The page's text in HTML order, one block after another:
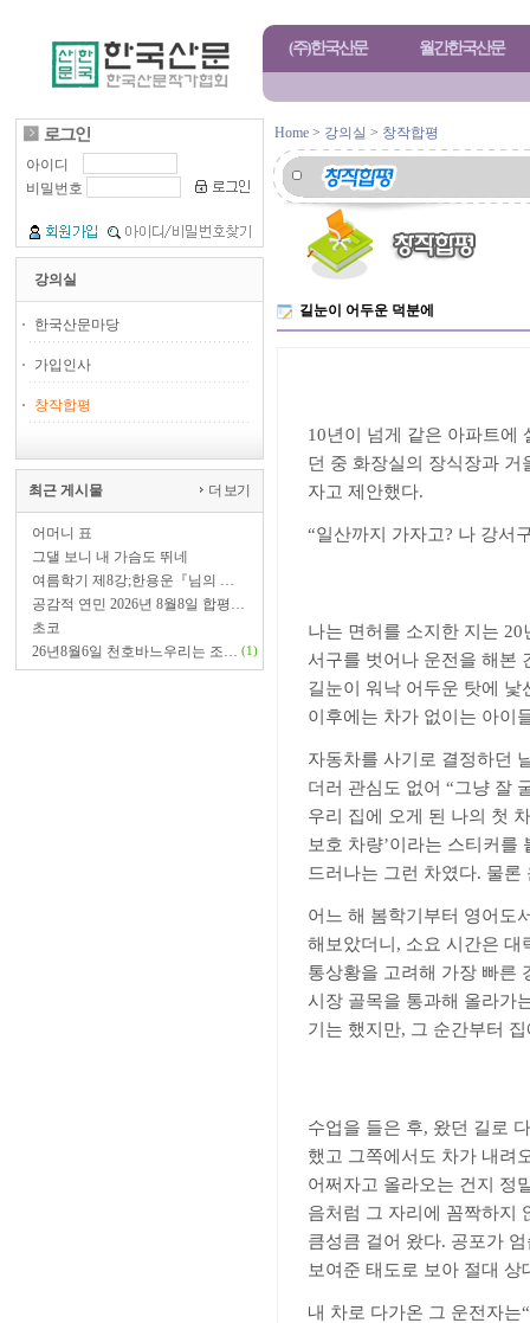
(주)한국산문 월간한국산문
아이디
비밀번호
강의실
한국산문마당
가입인사
창작합평
최근 게시물 더 보기
어머니 표
그댈 보니 내 가슴도 뛰네
여름학기 제8강;한용운『님의 …
공감적 연민 2026년 8월8일 합평…
초코
26년8월6일 천호바느우리는 조… (1)
Home > 강의실 > 창작합평
길눈이 어두운 덕분에
10년이 넘게 같은 아파트에
던 중 화장실의 장식장과
자고 제안했다.
“일산까지 가자고? 나 강서
나는 면허를 소지한 지는 20
서구를 벗어나 운전을 해본
길눈이 워낙 어두운 탓에
이후에는 차가 없이는 아이
자동차를 사기로 결정하던
더러 관심도 없어 “그냥 잘
우리 집에 오게 된 나의 첫
보호 차량’이라는 스티커를
드러나는 그런 차였다. 물론
어느 해 봄학기부터 영어도
해보았더니 , 소요 시간은 대
통상황을 고려해 가장 빠른
시장 골목을 통과해 올라가
기는 했지만, 그 순간부터
수업을 들은 후, 왔던 길로
했고 그쪽에서도 차가 내려
어쩌자고 올라오는 건지 정
음처럼 그 자리에 꼼짝하지
큼성큼 걸어 왔다. 공포가
보여준 태도로 보아 절대
내 차로 다가온 그 운전자는“